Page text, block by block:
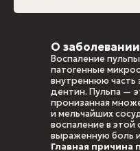
О заболевании
Воспаление
патогенные
внутреннюю часть
дентин. Пульпа —
пронизанная
и мельчайших
воспаление в этой
выраженную боль
Главная причина